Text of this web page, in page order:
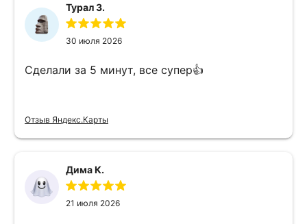
Турал З.
30 июля 2026
Сделали за 5 минут, все супер👍
Отзыв Яндекс.Карты
Дима К.
21 июля 2026